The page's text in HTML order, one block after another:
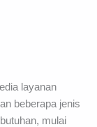
layanan
beberapa jenis
mulai